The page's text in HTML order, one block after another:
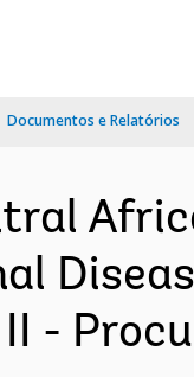
Documentos e Relatórios
II -